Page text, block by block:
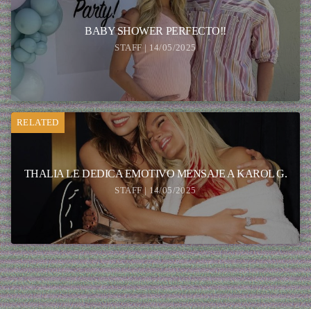
BABY SHOWER PERFECTO!!
STAFF | 14/05/2025
RELATED
THALIA LE DEDICA EMOTIVO MENSAJE A KAROL G.
STAFF | 14/05/2025